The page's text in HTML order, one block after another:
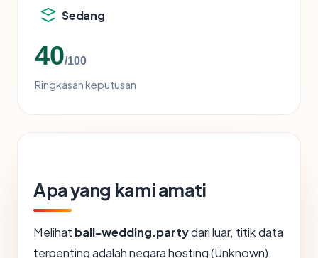
Sedang
40/100
Ringkasan keputusan
Apa yang kami amati
Melihat bali-wedding.partydari luar, titik data
terpenting adalah negara hosting (Unknown),